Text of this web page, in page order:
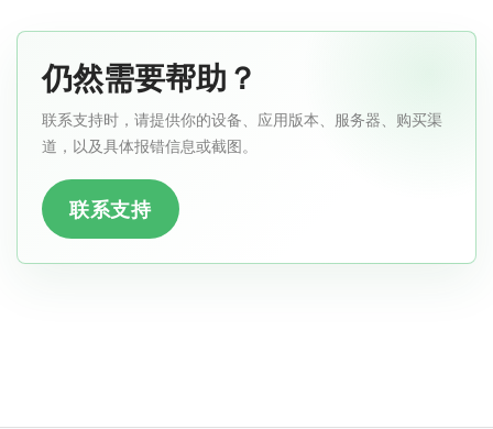
仍然需要帮助？
联系支持时，请提供你的设备、应用版本、服务器、购买渠
道，以及具体报错信息或截图。
联系支持